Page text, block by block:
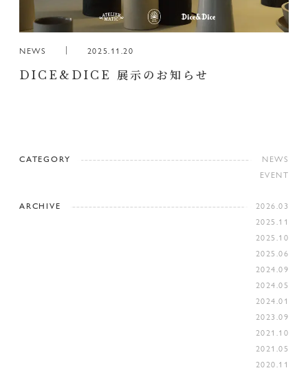
NEWS 2025.11.20
DICE&DICE 展示のお知らせ
CATEGORY
NEWS
EVENT
ARCHIVE
2026.03
2025.11
2025.10
2025.06
2024.09
2024.05
2024.01
2023.09
2021.10
2021.05
2020.11